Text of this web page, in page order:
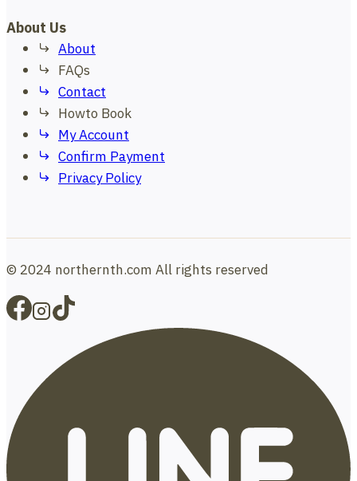
About Us
About
FAQs
Contact
Howto Book
My Account
Confirm Payment
Privacy Policy
© 2024 northernth.com All rights reserved